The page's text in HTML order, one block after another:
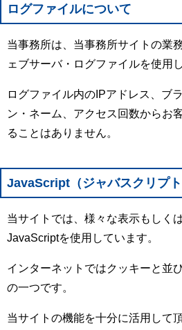
ログファイルについて
当事務所は、当事務所サイトの業
ェブサーバ・ログファイルを使用し
ログファイル内のIPアドレス、ブ
ン・ネーム、アクセス回数からお
ることはありません。
JavaScript（ジャバスクリプ
当サイトでは、様々な表示もしく
JavaScriptを使用しています。
インターネットではクッキーと並
の一つです。
当サイトの機能を十分に活用して